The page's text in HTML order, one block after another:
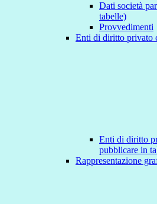
Dati società
tabelle)
Provvedimenti
Enti di diritto privato
Enti di diritto
pubblicare in
Rappresentazione